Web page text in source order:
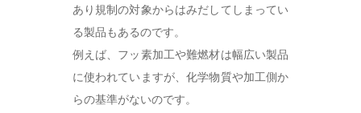
あり規制の対象からはみだしてしまってい
る製品もあるのです。
例えば、フッ素加工や難燃材は幅広い製品
に使われていますが、化学物質や加工側か
らの基準がないのです。